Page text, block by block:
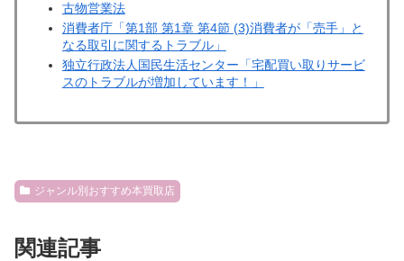
古物営業法
消費者庁「第1部 第1章 第4節 (3)消費者が「売手」と
なる取引に関するトラブル」
独立行政法人国民生活センター「宅配買い取りサービ
スのトラブルが増加しています！」
ジャンル別おすすめ本買取店
関連記事